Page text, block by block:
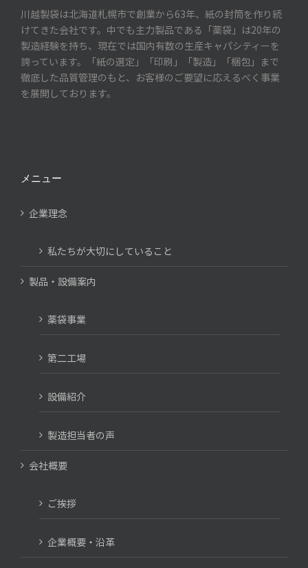
川越製袋は北海道札幌市で創業から63年、紙の封筒を作り続
けてきた会社です。中でも主力製品である「薬袋」は20年の
製造経験を持ち、現在では国内有数の生産キャパシティーを
誇っています。「紙の選定」「印刷」「製造」「梱包」まで
徹底した品質管理のもと、お客様のご要望に応えるべく事業
を展開しております。
メニュー
企業理念
私たちが大切にしていること
製品・設備案内
薬袋事業
第二工場
設備紹介
製造担当者の声
会社概要
ご挨拶
企業概要・沿革